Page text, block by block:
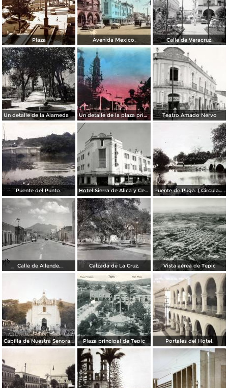
Plaza Avenida Mexico. Calle de Veracruz.
Un detalle de la Alameda ( Circulada el 28 de Junio de 1940 ). Un detalle de la plaza principal ( Circulada el 5 de Junio de 1945 ). Teatro Amado Nervo
Puente del Punto. Hotel Sierra de Alica y Centro de costura Singer Puente de Puga. ( Circulada el 22 de Mayo de 1920 ).
Calle de Allende. Calzada de La Cruz. Vista aérea de Tepic
Capilla de Nuestra Senora de Guadalupe en Barranca el Pichon. Plaza principal de Tepic Portales del Hotel.